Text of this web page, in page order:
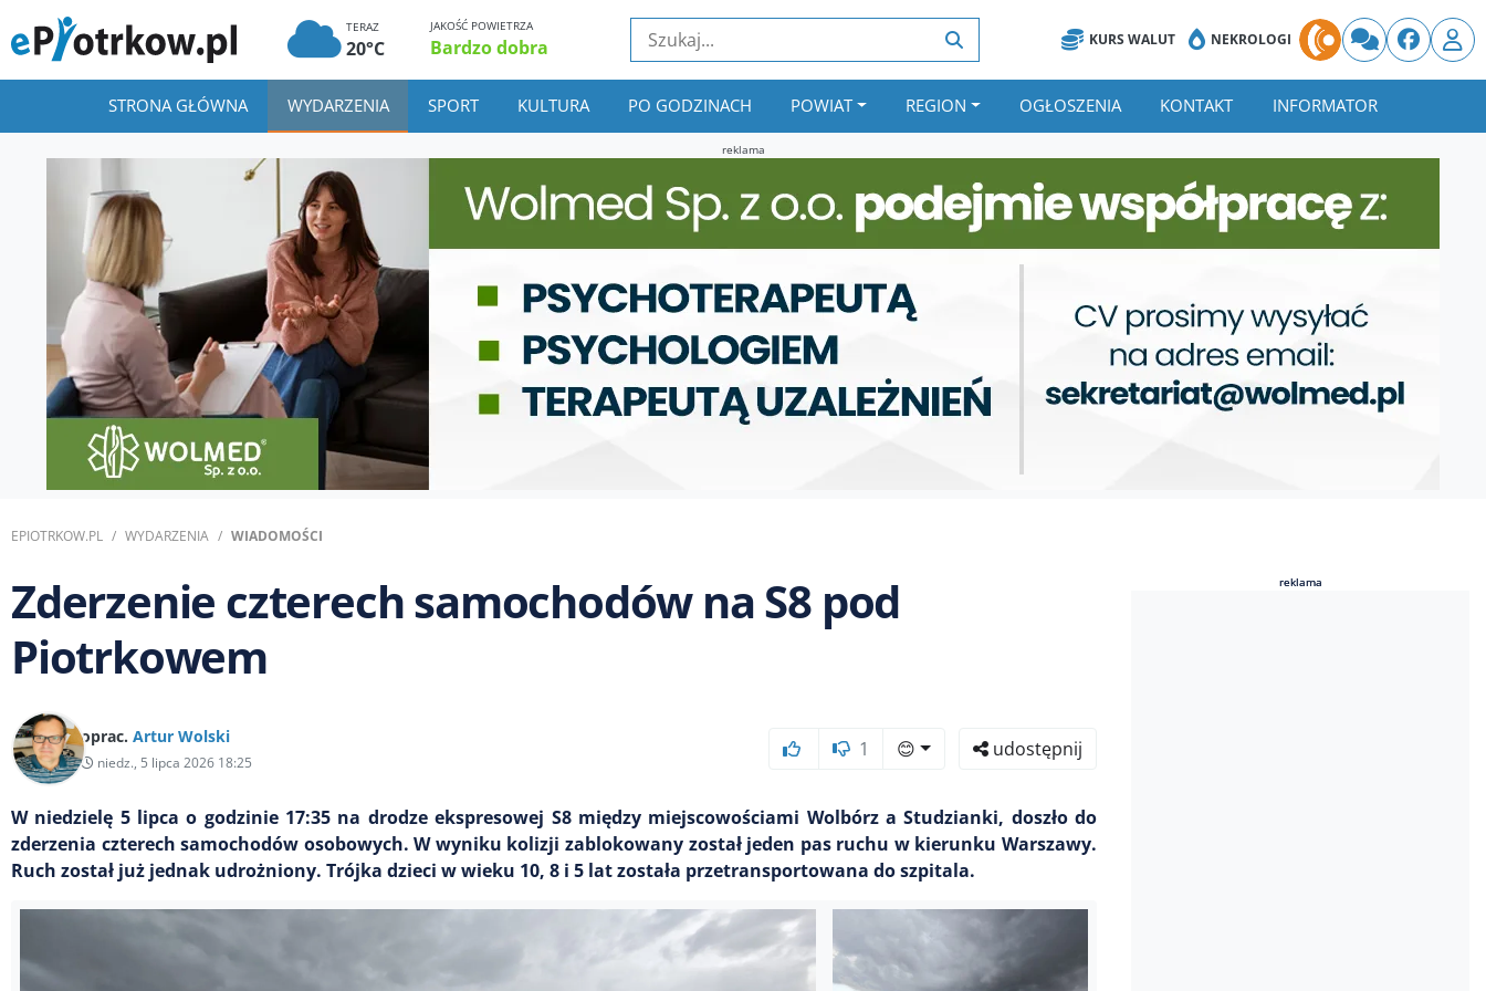
TERAZ
20°C
JAKOŚĆ POWIETRZA
Bardzo dobra KURS WALUT NEKROLOGI
STRONA GŁÓWNA WYDARZENIA SPORT KULTURA PO GODZINACH POWIAT REGION OGŁOSZENIA KONTAKT INFORMATOR
reklama
EPIOTRKOW.PL WYDARZENIA WIADOMOŚCI
Zderzenie czterech samochodów na S8 pod
Piotrkowem
oprac. Artur Wolski
niedz., 5 lipca 2026 18:25
1 😊 udostępnij
W niedzielę 5 lipca o godzinie 17:35 na drodze ekspresowej S8 między miejscowościami Wolbórz a Studzianki, doszło do
zderzenia czterech samochodów osobowych. W wyniku kolizji zablokowany został jeden pas ruchu w kierunku Warszawy.
Ruch został już jednak udrożniony. Trójka dzieci w wieku 10, 8 i 5 lat została przetransportowana do szpitala.
reklama
reklama